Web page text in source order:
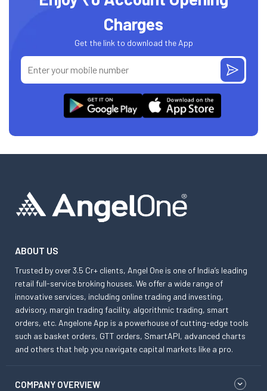
Charges
Get the link to download the App
ABOUT US
Trusted by over 3.5 Cr+ clients, Angel One is one of India’s leading
retail full-service broking houses. We offer a wide range of
innovative services, including online trading and investing,
advisory, margin trading facility, algorithmic trading, smart
orders, etc. Angelone App is a powerhouse of cutting-edge tools
such as basket orders, GTT orders, SmartAPI, advanced charts
and others that help you navigate capital markets like a pro.
COMPANY OVERVIEW